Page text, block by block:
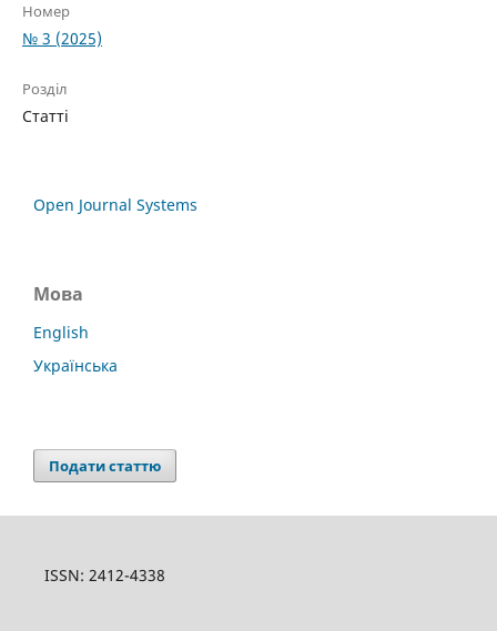
Номер
№ 3 (2025)
Розділ
Статті
Open Journal Systems
Мова
English
Українська
Подати статтю
ISSN: 2412-4338